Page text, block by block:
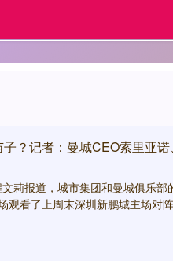
？记者：曼城CEO索里亚
莉报道，城市集团和曼城俱乐
观看了上周末深圳新鹏城主场对